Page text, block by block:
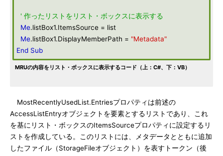
' 作ったリストをリスト・ボックスに表示する
Me.listBox1.ItemsSource = list
Me.listBox1.DisplayMemberPath = "Metadata"
End Sub
MRUの内容をリスト・ボックスに表示するコード（上：C#、下：VB）
MostRecentlyUsedList.Entriesプロパティは前述の
AccessListEntryオブジェクトを要素とするリストであり、これ
を基にリスト・ボックスのItemsSourceプロパティに設定するリ
ストを作成している。このリストには、メタデータとともに追加
したファイル（StorageFileオブジェクト）を表すトークン（後